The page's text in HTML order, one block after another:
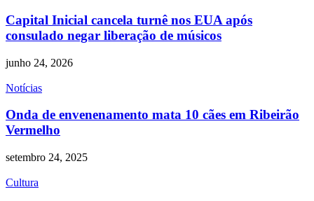
Capital Inicial cancela turnê nos EUA após
consulado negar liberação de músicos
junho 24, 2026
Notícias
Onda de envenenamento mata 10 cães em Ribeirão
Vermelho
setembro 24, 2025
Cultura